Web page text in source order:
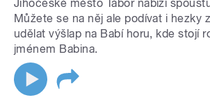
Jihočeské město Tábor nabízí
Můžete se na něj ale podívat i hezky
udělat výšlap na Babí horu, kde stojí
jménem Babina.